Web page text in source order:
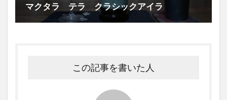
マクタラ テラ クラシックアイラ
この記事を書いた人